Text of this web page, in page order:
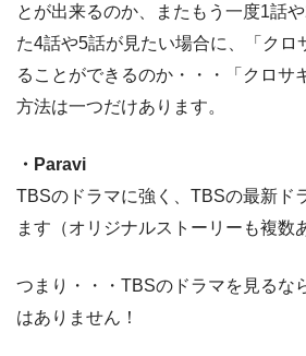
とが出来るのか、またもう一度1話
た4話や5話が見たい場合に、「クロ
ることができるのか・・・「クロサ
方法は一つだけあります。
・Paravi
TBSのドラマに強く、TBSの最新ド
ます（オリジナルストーリーも複数
つまり・・・TBSのドラマを見るな
はありません！